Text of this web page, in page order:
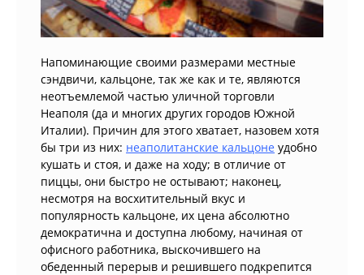
Напоминающие своими размерами местные
сэндвичи, кальцоне, так же как и те, являются
неотъемлемой частью уличной торговли
Неаполя (да и многих других городов Южной
Италии). Причин для этого хватает, назовем хотя
бы три из них: неаполитанские кальцоне удобно
кушать и стоя, и даже на ходу; в отличие от
пиццы, они быстро не остывают; наконец,
несмотря на восхитительный вкус и
популярность кальцоне, их цена абсолютно
демократична и доступна любому, начиная от
офисного работника, выскочившего на
обеденный перерыв и решившего подкрепится